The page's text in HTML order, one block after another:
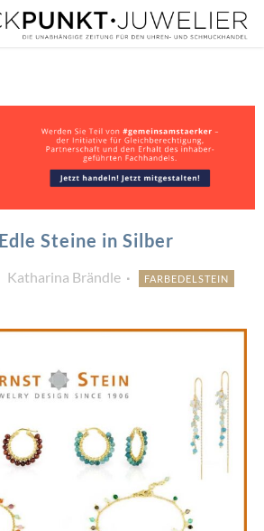
Steine in Silber
Katharina Brändle
FARBEDELSTEIN